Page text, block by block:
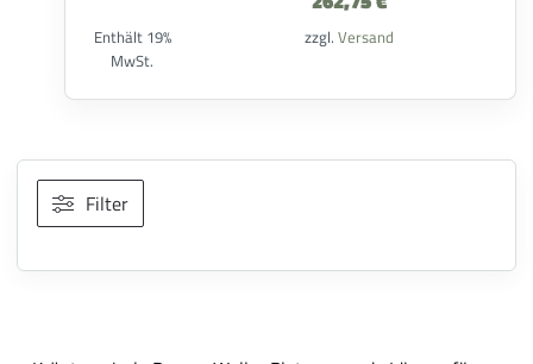
Enthält 19%
MwSt.
zzgl. Versand
Filter